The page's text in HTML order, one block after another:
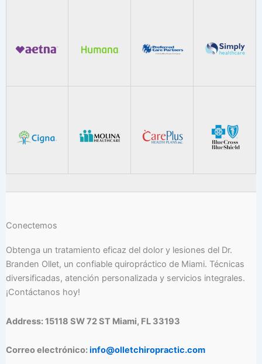
Conectemos
Obtenga un tratamiento eficaz del dolor y lesiones del Dr.
Branden Ollet, un confiable quiropráctico de Miami. Técnicas
diversificadas, atención personalizada y servicios integrales.
¡Contáctanos hoy!
Address: 15118 SW 72 ST Miami, FL 33193
Correo electrónico:info@olletchiropractic.com